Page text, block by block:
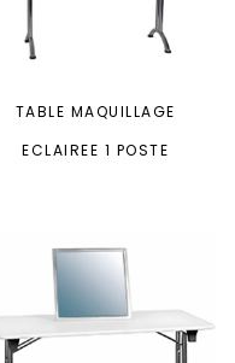
TABLE MAQUILLAGE
ECLAIREE 1 POSTE